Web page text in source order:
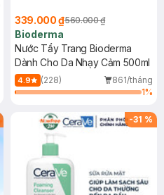
339.000 ₫560.000 ₫
Bioderma
Nước Tẩy Trang Bioderma
Dành Cho Da Nhạy Cảm 500ml
4.9 (228)
861/tháng
1%
-31 %